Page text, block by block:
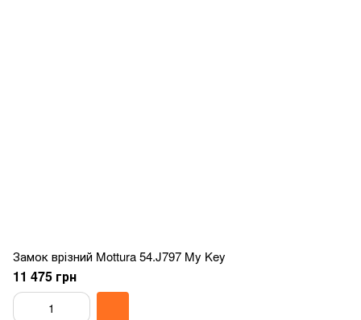
Замок врізний Mottura 54.J797 My Key
11 475 грн